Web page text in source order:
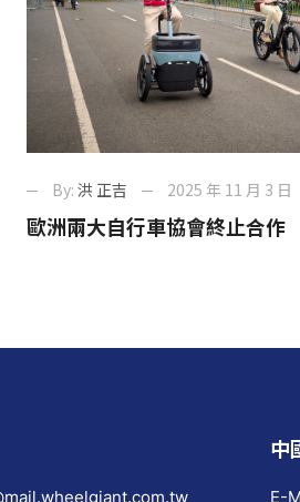
By: 洪 正吉 2025 年 11 月 3 日
歐洲兩大自行車協會終止合
中
E-